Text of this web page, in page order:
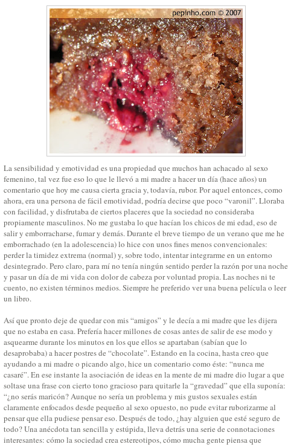
La sensibilidad y emotividad es una propiedad que muchos han achacado al sexo
femenino, tal vez fue eso lo que le llevó a mi madre a hacer un día (hace años) un
comentario que hoy me causa cierta gracia y, todavía, rubor. Por aquel entonces, como
ahora, era una persona de fácil emotividad, podría decirse que poco “varonil”. Lloraba
con facilidad, y disfrutaba de ciertos placeres que la sociedad no consideraba
propiamente masculinos. No me gustaba lo que hacían los chicos de mi edad, eso de
salir y emborracharse, fumar y demás. Durante el breve tiempo de un verano que me he
emborrachado (en la adolescencia) lo hice con unos fines menos convencionales:
perder la timidez extrema (normal) y, sobre todo, intentar integrarme en un entorno
desintegrado. Pero claro, para mí no tenía ningún sentido perder la razón por una noche
y pasar un día de mi vida con dolor de cabeza por voluntad propia. Las noches ni te
cuento, no existen términos medios. Siempre he preferido ver una buena película o leer
un libro.
Así que pronto deje de quedar con mis “amigos” y le decía a mi madre que les dijera
que no estaba en casa. Prefería hacer millones de cosas antes de salir de ese modo y
asquearme durante los minutos en los que ellos se apartaban (sabían que lo
desaprobaba) a hacer postres de “chocolate”. Estando en la cocina, hasta creo que
ayudando a mi madre o picando algo, hice un comentario como éste: “nunca me
casaré”. En ese instante la asociación de ideas en la mente de mi madre dio lugar a que
soltase una frase con cierto tono gracioso para quitarle la “gravedad” que ella suponía:
“¿no serás maricón? Aunque no sería un problema y mis gustos sexuales están
claramente enfocados desde pequeño al sexo opuesto, no pude evitar ruborizarme al
pensar que ella pudiese pensar eso. Después de todo, ¿hay alguien que esté seguro de
todo? Una anécdota tan sencilla y estúpida, lleva detrás una serie de connotaciones
interesantes: cómo la sociedad crea estereotipos, cómo mucha gente piensa que